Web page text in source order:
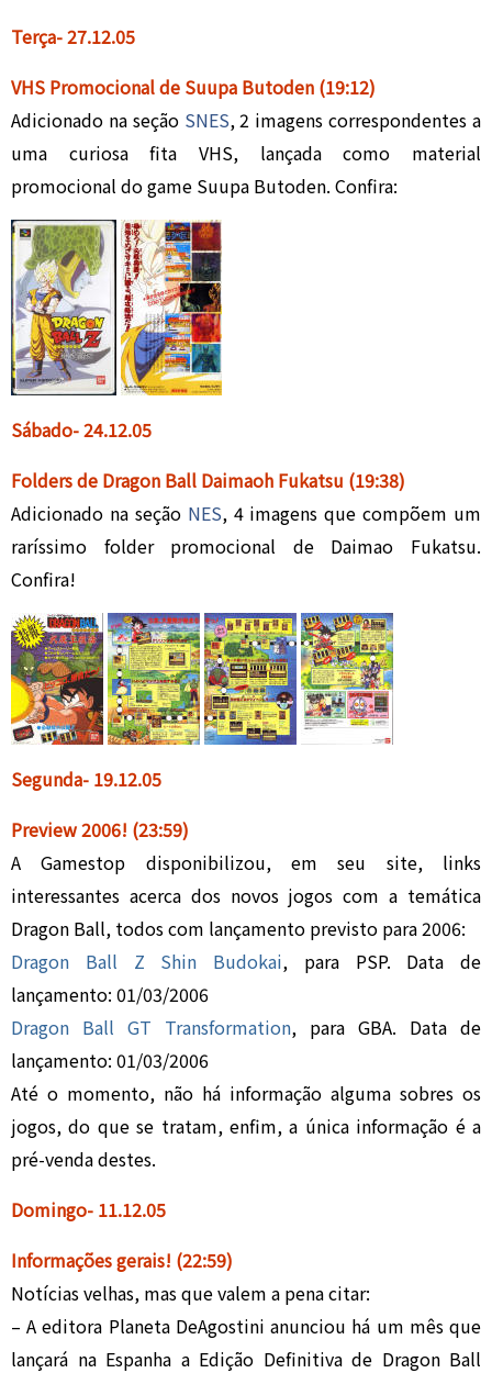
Terça- 27.12.05
VHS Promocional de Suupa Butoden (19:12)
Adicionado na seção SNES, 2 imagens correspondentes a
uma curiosa fita VHS, lançada como material
promocional do game Suupa Butoden. Confira:
Sábado- 24.12.05
Folders de Dragon Ball Daimaoh Fukatsu (19:38)
Adicionado na seção NES, 4 imagens que compõem um
raríssimo folder promocional de Daimao Fukatsu.
Confira!
Segunda- 19.12.05
Preview 2006! (23:59)
A Gamestop disponibilizou, em seu site, links
interessantes acerca dos novos jogos com a temática
Dragon Ball, todos com lançamento previsto para 2006:
Dragon Ball Z Shin Budokai, para PSP. Data de
lançamento: 01/03/2006
Dragon Ball GT Transformation, para GBA. Data de
lançamento: 01/03/2006
Até o momento, não há informação alguma sobres os
jogos, do que se tratam, enfim, a única informação é a
pré-venda destes.
Domingo- 11.12.05
Informações gerais! (22:59)
Notícias velhas, mas que valem a pena citar:
– A editora Planeta DeAgostini anunciou há um mês que
lançará na Espanha a Edição Definitiva de Dragon Ball